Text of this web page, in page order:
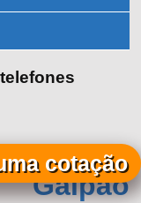
Galpão
cotação